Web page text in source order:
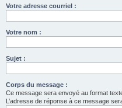
Votre adresse courriel :
Votre nom :
Sujet :
Corps du message :
Ce message sera envoyé au format
L’adresse de réponse à ce message